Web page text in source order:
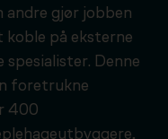
andre gjør jobben
på eksterne
spesialister. Denne
foretrukne
400